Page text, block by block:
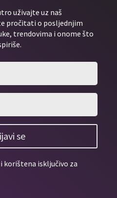
uživajte uz naš
pročitati o posljednjim
trendovima i onome što
se
korištena isključivo za